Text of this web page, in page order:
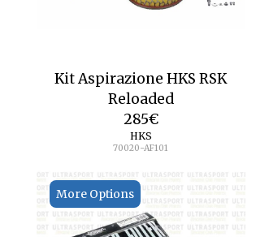
Kit Aspirazione HKS RSK
Reloaded
285€
HKS
70020-AF101
More Options